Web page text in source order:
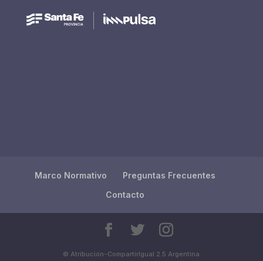
Marco Normativo
Preguntas Frecuentes
Contacto
© Atribución-CompartirIgual 2.5 Argentina